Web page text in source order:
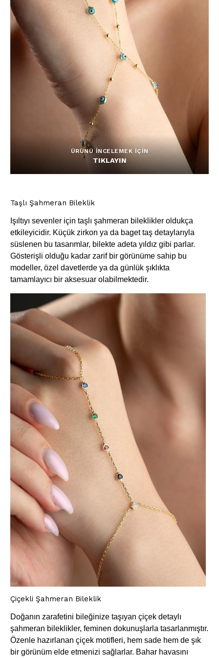
ÜRÜNÜ İNCELEMEK İÇİN
TIKLAYIN
Taşlı Şahmeran Bileklik
Işıltıyı sevenler için taşlı şahmeran bileklikler oldukça
etkileyicidir. Küçük zirkon ya da baget taş detaylarıyla
süslenen bu tasarımlar, bilekte adeta yıldız gibi parlar.
Gösterişli olduğu kadar zarif bir görünüme sahip bu
modeller, özel davetlerde ya da günlük şıklıkta
tamamlayıcı bir aksesuar olabilmektedir.
Çiçekli Şahmeran Bileklik
Doğanın zarafetini bileğinize taşıyan çiçek detaylı
şahmeran bileklikler, feminen dokunuşlarla tasarlanmıştır.
Özenle hazırlanan çiçek motifleri, hem sade hem de şık
bir görünüm elde etmenizi sağlarlar. Bahar havasını